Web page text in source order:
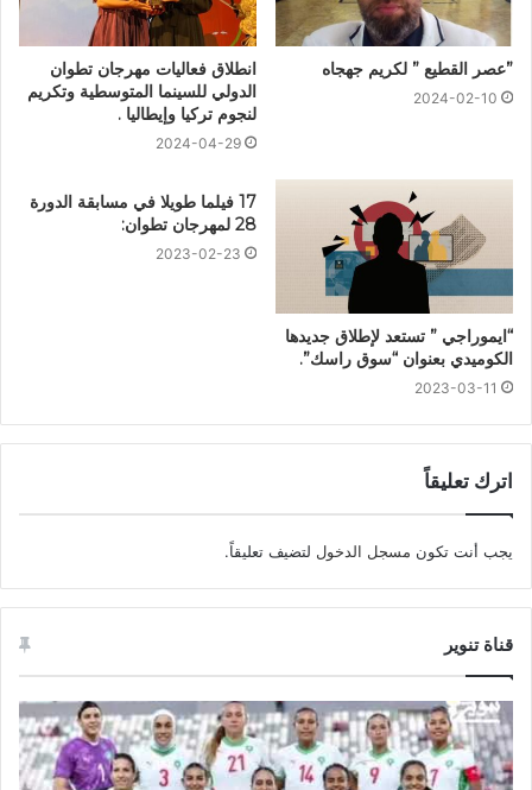
”عصر القطيع ” لكريم جهجاه
2024-02-10
انطلاق فعاليات مهرجان تطوان
الدولي للسينما المتوسطية وتكريم
لنجوم تركيا وإيطاليا .
2024-04-29
“ايموراجي ” تستعد لإطلاق جديدها
الكوميدي بعنوان “سوق راسك”.
2023-03-11
17 فيلما طويلا في مسابقة الدورة
28 لمهرجان تطوان:
2023-02-23
اترك تعليقاً
يجب أنت تكون مسجل الدخول لتضيف تعليقاً.
قناة تنوير